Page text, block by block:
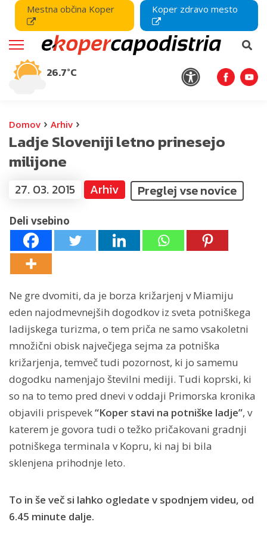
Mestna občina Koper Koper zdravo mesto
26.7°C
Domov › Arhiv ›
Ladje Sloveniji letno prinesejo
milijone
27. 03. 2015 Arhiv Preglej vse novice
Deli vsebino
Ne gre dvomiti, da je borza križarjenj v Miamiju
eden najodmevnejših dogodkov iz sveta potniškega
ladijskega turizma, o tem priča ne samo vsakoletni
množični obisk največjega sejma za potniška
križarjenja, temveč tudi pozornost, ki jo samemu
dogodku namenjajo številni mediji. Tudi koprski, ki
so na to temo pred dnevi v oddaji Primorska kronika
objavili prispevek“Koper stavi na potniške ladje”, v
katerem je govora tudi o težko pričakovani gradnji
potniškega terminala v Kopru, ki naj bi bila
sklenjena prihodnje leto.
To in še več si lahko ogledate v spodnjem videu, od
6.45 minute dalje.